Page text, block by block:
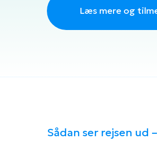
Læs mere og
Sådan ser rejsen ud